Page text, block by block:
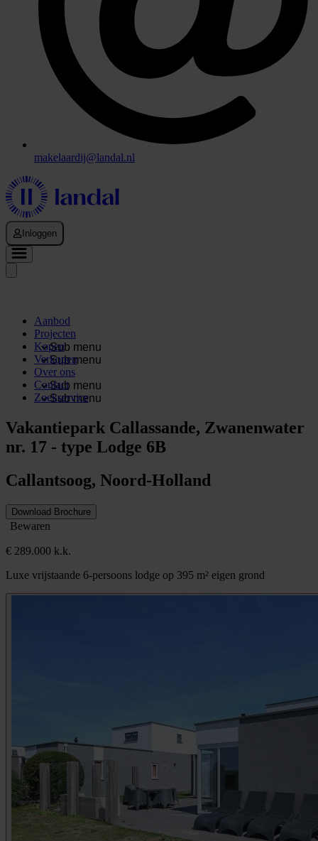
makelaardij@landal.nl
Inloggen
Aanbod
Projecten
Sub menu
Kopen
Sub menu
Verkopen
Over ons
Sub menu
Contact
Sub menu
Zoekservice
Vakantiepark Callassande, Zwanenwater
nr. 17 - type Lodge 6B
Callantsoog, Noord-Holland
Download Brochure
Bewaren
€ 289.000 k.k.
Luxe vrijstaande 6-persoons lodge op 395 m² eigen grond